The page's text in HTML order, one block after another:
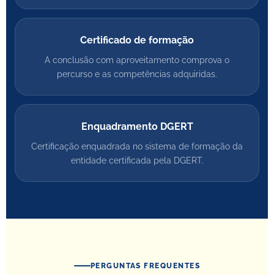
Certificado de formação
A conclusão com aproveitamento comprova o
percurso e as competências adquiridas.
Enquadramento DGERT
Certificação enquadrada no sistema de formação da
entidade certificada pela DGERT.
PERGUNTAS FREQUENTES